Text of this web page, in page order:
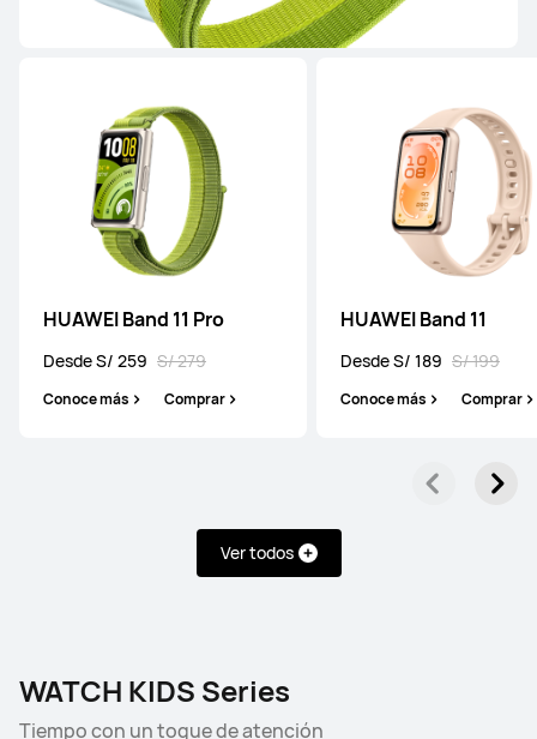
HUAWEI Band 11 Pro
Desde S/ 259 S/ 279
Conoce más Comprar
HUAWEI Band 11
Desde S/ 189 S/ 199
Conoce más Comprar
Ver todos
WATCH KIDS Series
Tiempo con un toque de atención
HUAWEI WATCH GT 5
WATCH FIT Series
Desde S/ 899